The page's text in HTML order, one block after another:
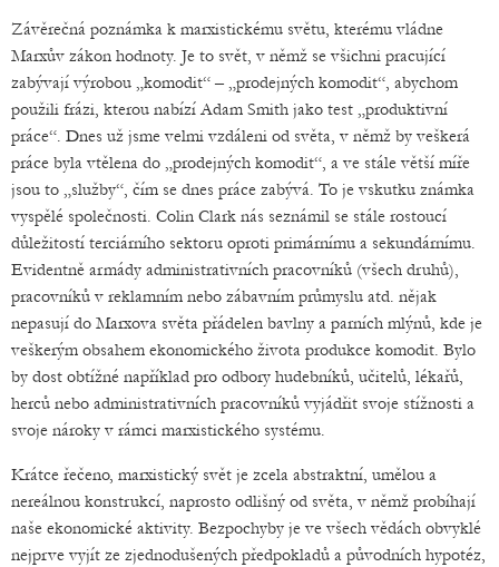
Závěrečná poznámka k marxistickému světu, kterému vládne
Marxův zákon hodnoty. Je to svět, v němž se všichni pracující
zabývají výrobou „komodit“ – „prodejných komodit“, abychom
použili frázi, kterou nabízí Adam Smith jako test „produktivní
práce“. Dnes už jsme velmi vzdáleni od světa, v němž by veškerá
práce byla vtělena do „prodejných komodit“, a ve stále větší míře
jsou to „služby“, čím se dnes práce zabývá. To je vskutku známka
vyspělé společnosti. Colin Clark nás seznámil se stále rostoucí
důležitostí terciárního sektoru oproti primárnímu a sekundárnímu.
Evidentně armády administrativních pracovníků (všech druhů),
pracovníků v reklamním nebo zábavním průmyslu atd. nějak
nepasují do Marxova světa přádelen bavlny a parních mlýnů, kde je
veškerým obsahem ekonomického života produkce komodit. Bylo
by dost obtížné například pro odbory hudebníků, učitelů, lékařů,
herců nebo administrativních pracovníků vyjádřit svoje stížnosti a
svoje nároky v rámci marxistického systému.
Krátce řečeno, marxistický svět je zcela abstraktní, umělou a
nereálnou konstrukcí, naprosto odlišný od světa, v němž probíhají
naše ekonomické aktivity. Bezpochyby je ve všech vědách obvyklé
nejprve vyjít ze zjednodušených předpokladů a původních hypotéz,